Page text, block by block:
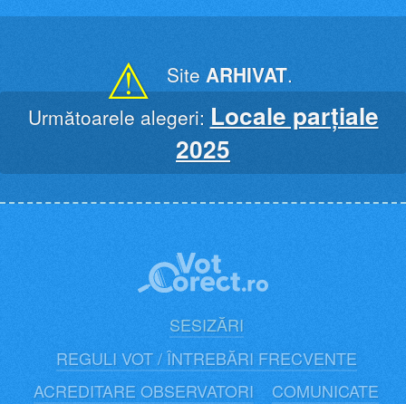
⚠ Site ARHIVAT.
Următoarele alegeri: Locale parțiale
2025
SESIZĂRI
REGULI VOT / ÎNTREBĂRI FRECVENTE
ACREDITARE OBSERVATORI
COMUNICATE